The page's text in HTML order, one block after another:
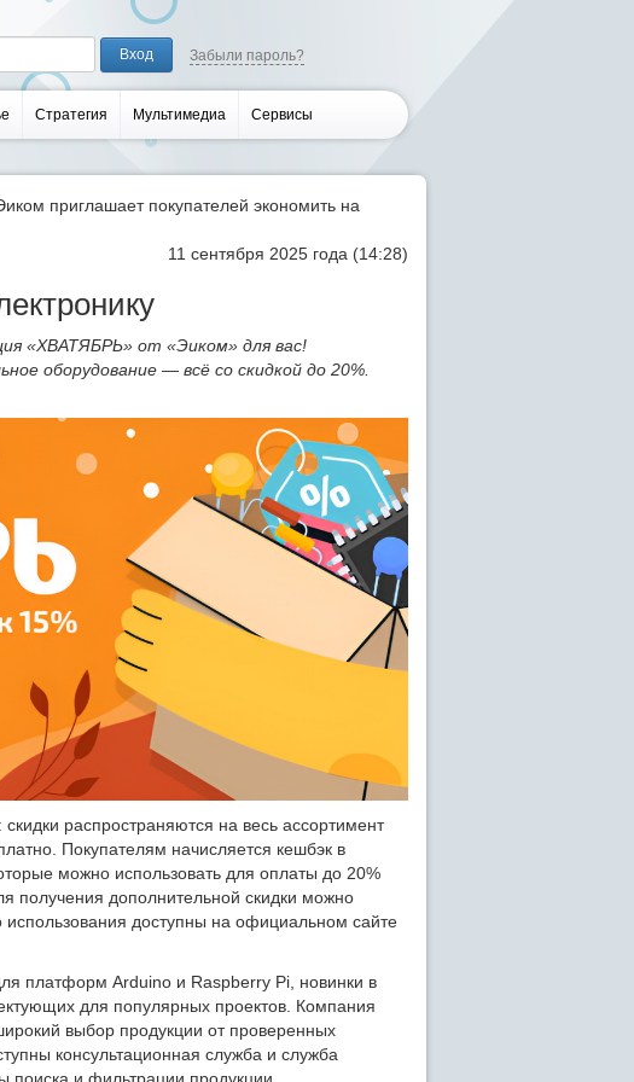
Забыли пароль?
Стратегия Мультимедиа Сервисы
приглашает покупателей экономить на
11 сентября 2025 года (14:28)
«ХВАТЯБРЬ» от «Эиком» для вас!
оборудование — всё со скидкой до 20%.
распространяются на весь ассортимент
Покупателям начисляется кешбэк в
можно использовать для оплаты до 20%
получения дополнительной скидки можно
доступны на официальном сайте
платформ Arduino и Raspberry Pi, новинки в
для популярных проектов. Компания
выбор продукции от проверенных
консультационная служба и служба